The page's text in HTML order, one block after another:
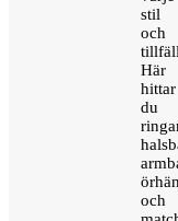
stil
och
Här
hittar
du
och